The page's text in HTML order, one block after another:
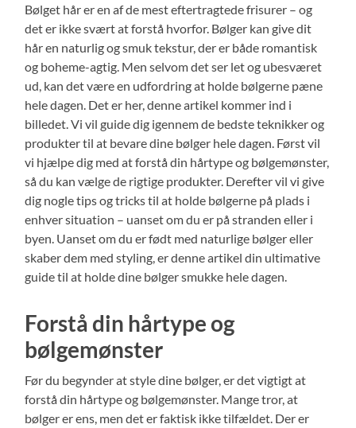
Bølget hår er en af de mest eftertragtede frisurer – og
det er ikke svært at forstå hvorfor. Bølger kan give dit
hår en naturlig og smuk tekstur, der er både romantisk
og boheme-agtig. Men selvom det ser let og ubesværet
ud, kan det være en udfordring at holde bølgerne pæne
hele dagen. Det er her, denne artikel kommer ind i
billedet. Vi vil guide dig igennem de bedste teknikker og
produkter til at bevare dine bølger hele dagen. Først vil
vi hjælpe dig med at forstå din hårtype og bølgemønster,
så du kan vælge de rigtige produkter. Derefter vil vi give
dig nogle tips og tricks til at holde bølgerne på plads i
enhver situation – uanset om du er på stranden eller i
byen. Uanset om du er født med naturlige bølger eller
skaber dem med styling, er denne artikel din ultimative
guide til at holde dine bølger smukke hele dagen.
Forstå din hårtype og
bølgemønster
Før du begynder at style dine bølger, er det vigtigt at
forstå din hårtype og bølgemønster. Mange tror, at
bølger er ens, men det er faktisk ikke tilfældet. Der er